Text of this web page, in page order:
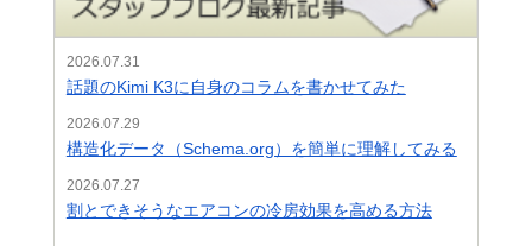
2026.07.31
話題のKimi K3に自身のコラムを書かせてみた
2026.07.29
構造化データ（Schema.org）を簡単に理解してみる
2026.07.27
割とできそうなエアコンの冷房効果を高める方法